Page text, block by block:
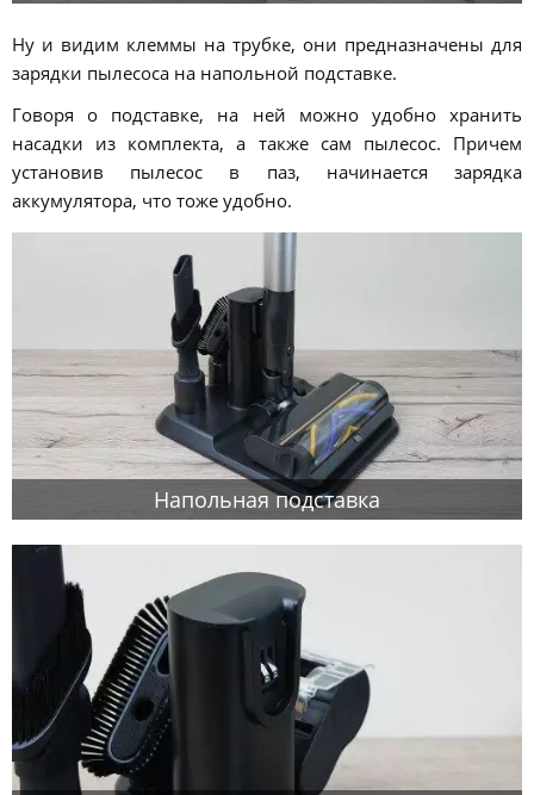
Ну и видим клеммы на трубке, они предназначены для
зарядки пылесоса на напольной подставке.
Говоря о подставке, на ней можно удобно хранить
насадки из комплекта, а также сам пылесос. Причем
установив пылесос в паз, начинается зарядка
аккумулятора, что тоже удобно.
Напольная подставка